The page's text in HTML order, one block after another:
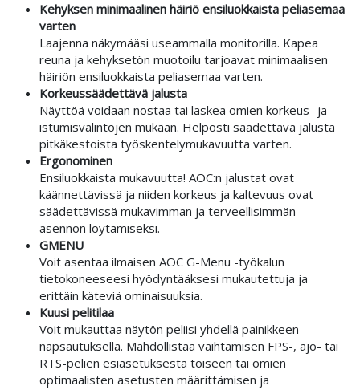
Kehyksen minimaalinen häiriö ensiluokkaista peliasemaa
varten
Laajenna näkymääsi useammalla monitorilla. Kapea
reuna ja kehyksetön muotoilu tarjoavat minimaalisen
häiriön ensiluokkaista peliasemaa varten.
Korkeussäädettävä jalusta
Näyttöä voidaan nostaa tai laskea omien korkeus- ja
istumisvalintojen mukaan. Helposti säädettävä jalusta
pitkäkestoista työskentelymukavuutta varten.
Ergonominen
Ensiluokkaista mukavuutta! AOC:n jalustat ovat
käännettävissä ja niiden korkeus ja kaltevuus ovat
säädettävissä mukavimman ja terveellisimmän
asennon löytämiseksi.
GMENU
Voit asentaa ilmaisen AOC G-Menu -työkalun
tietokoneeseesi hyödyntääksesi mukautettuja ja
erittäin käteviä ominaisuuksia.
Kuusi pelitilaa
Voit mukauttaa näytön peliisi yhdellä painikkeen
napsautuksella. Mahdollistaa vaihtamisen FPS-, ajo- tai
RTS-pelien esiasetuksesta toiseen tai omien
optimaalisten asetusten määrittämisen ja